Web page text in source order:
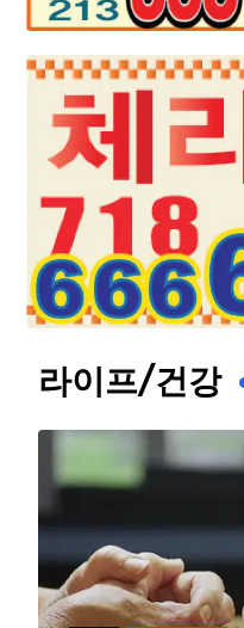
라이프/건강